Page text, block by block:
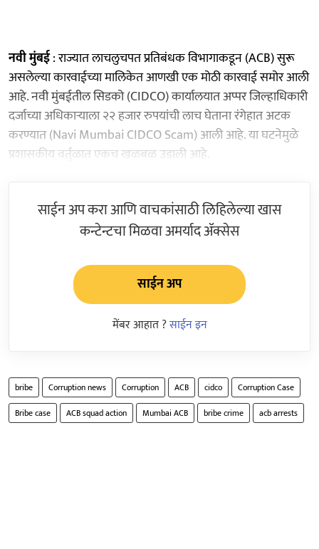
नवी मुंबई: राज्यात लाचलुचपत प्रतिबंधक विभागाकडून (ACB) सुरू
असलेल्या कारवाईच्या मालिकेत आणखी एक मोठी कारवाई समोर आली
आहे. नवी मुंबईतील सिडको (CIDCO) कार्यालयात अप्पर जिल्हाधिकारी
दर्जाच्या अधिकाऱ्याला २२ हजार रुपयांची लाच घेताना रंगेहात अटक
करण्यात (Navi Mumbai CIDCO Scam) आली आहे. या घटनेमुळे
प्रशासकीय वर्तुळात एकच खळबळ उडाली आहे.
साईन अप करा आणि वाचकांसाठी लिहिलेल्या खास
कन्टेन्टचा मिळवा अमर्याद ॲक्सेस
साईन अप
मेंबर आहात ?साईन इन
bribe Corruption news Corruption ACB cidco
Corruption Case
Bribe case
ACB squad action Mumbai ACB bribe crime acb arrests